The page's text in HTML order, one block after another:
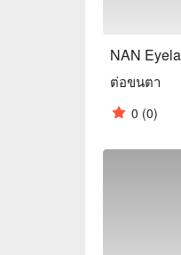
ต่อขนตา
0 (0)